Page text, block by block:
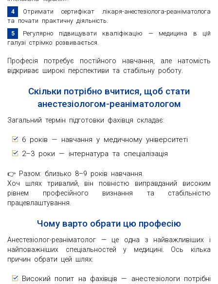
Отримати сертифікат лікаря-анестезіолога-реаніматолога
та почати практичну діяльність.
Регулярно підвищувати кваліфікацію — медицина в цій
галузі стрімко розвивається.
Професія потребує постійного навчання, але натомість
відкриває широкі перспективи та стабільну роботу.
Скільки потрібно вчитися, щоб стати
анестезіологом-реаніматологом
Загальний термін підготовки фахівця складає:
6 років — навчання у медичному університеті
2–3 роки — інтернатура та спеціалізація
👉 Разом: близько 8–9 років навчання.
Хоч шлях тривалий, він повністю виправданий високим
рівнем професійного визнання та стабільністю
працевлаштування.
Чому варто обрати цю професію
Анестезіолог-реаніматолог — це одна з найважливіших і
найповажніших спеціальностей у медицині. Ось кілька
причин обрати цей шлях:
Високий попит на фахівців — анестезіологи потрібні